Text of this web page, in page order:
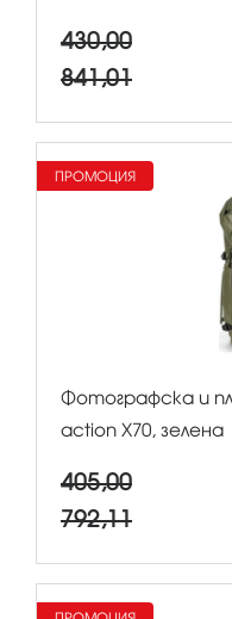
430,00
841,01
Фотографска и
action X70, зелена
405,00
792,11
ПРОМОЦИЯ